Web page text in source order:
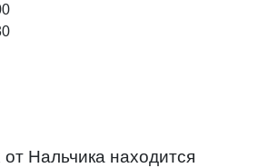
Нальчика находится